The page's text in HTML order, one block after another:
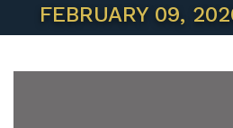
FEBRUARY 09,